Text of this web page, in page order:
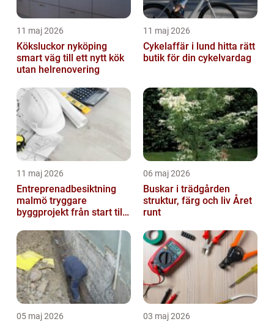
11 maj 2026
Köksluckor nyköping
smart väg till ett nytt kök
utan helrenovering
11 maj 2026
Cykelaffär i lund hitta rätt
butik för din cykelvardag
11 maj 2026
Entreprenadbesiktning
malmö tryggare
byggprojekt från start till
06 maj 2026
Buskar i trädgården
struktur, färg och liv Året
runt
05 maj 2026 03 maj 2026